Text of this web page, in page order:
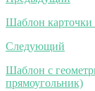
по
записям
Шаблон карточки
Следующий
Шаблон с
прямоугольник)